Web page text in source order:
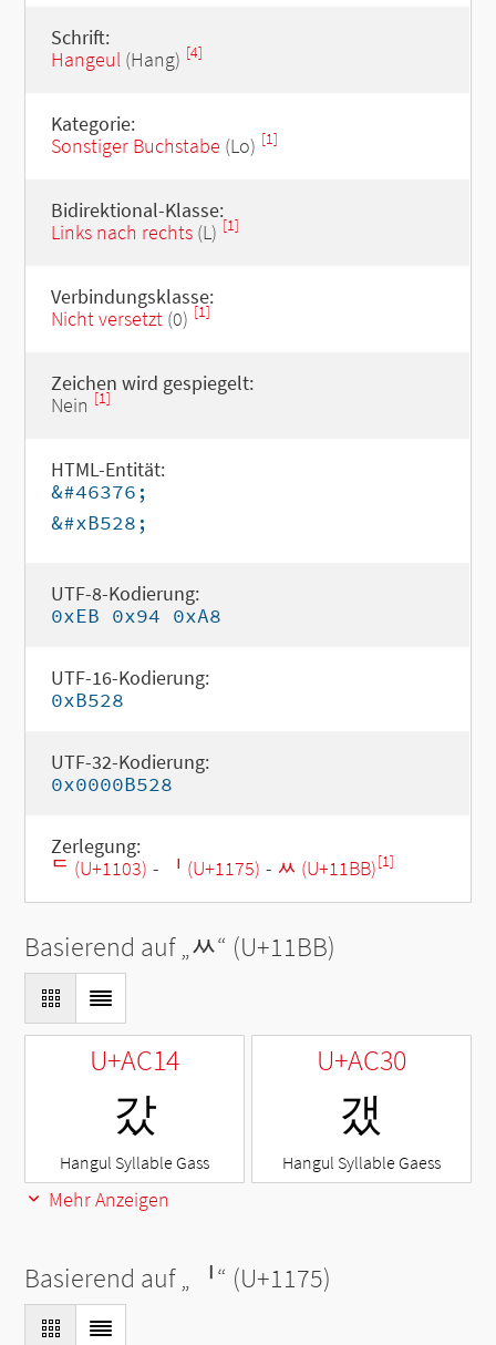
Schrift:
Hangeul(Hang) [4]
Kategorie:
Sonstiger Buchstabe (Lo) [1]
Bidirektional-Klasse:
Links nach rechts(L) [1]
Verbindungsklasse:
Nicht versetzt(0) [1]
Zeichen wird gespiegelt:
Nein [1]
HTML-Entität:
&#46376;
&#xB528;
UTF-8-Kodierung:
0xEB 0x94 0xA8
UTF-16-Kodierung:
0xB528
UTF-32-Kodierung:
0x0000B528
Zerlegung:
ᄃ (U+1103) - ᅵ (U+1175) - ᆻ (U+11BB)[1]
Basierend auf „ᆻ“ (U+11BB)
U+AC14
갔
Hangul Syllable Gass
U+AC30
갰
Hangul Syllable Gaess
Mehr Anzeigen
Basierend auf „ ᅵ“ (U+1175)